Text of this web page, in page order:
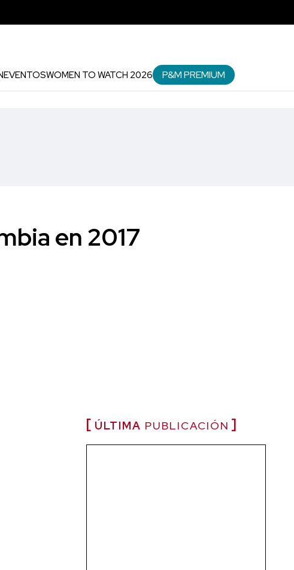
EVENTOSWOMEN TO WATCH 2026 P&M PREMIUM
en 2017
ÚLTIMA PUBLICACIÓN